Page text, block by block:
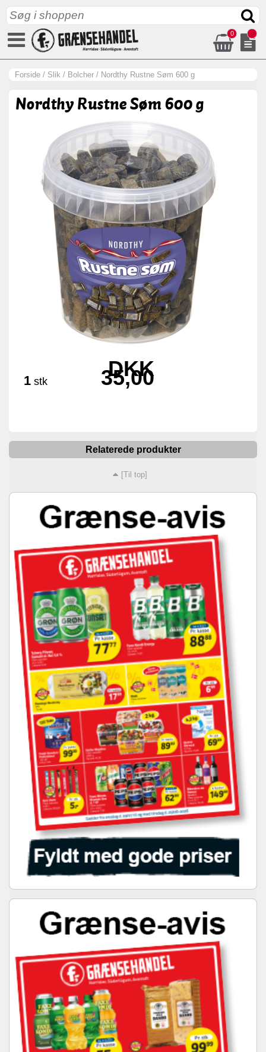
0
Forside / Slik / Bolcher / Nordthy Rustne Søm 600 g
Nordthy Rustne Søm 600 g
1 stk
DKK
35,00
Relaterede produkter
[Til top]